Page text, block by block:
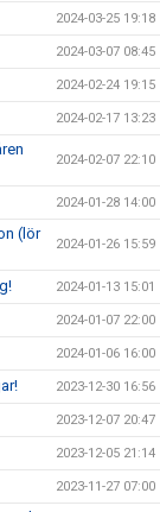
2024-03-25 19:18
2024-03-07 08:45
2024-02-24 19:15
2024-02-17 13:23
2024-02-07 22:10
2024-01-28 14:00
(lör
2024-01-26 15:59
2024-01-13 15:01
2024-01-07 22:00
2024-01-06 16:00
2023-12-30 16:56
2023-12-07 20:47
2023-12-05 21:14
2023-11-27 07:00